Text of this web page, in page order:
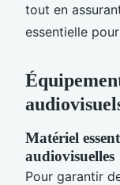
tout en
essentielle
Matériel
audiovisuelles
Pour garantir